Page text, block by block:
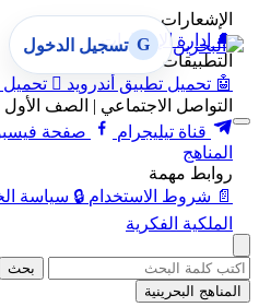
الإشعارات
🔔 إدارة الإشعارات
التطبيقات
🤖 تحميل تطبيق أندرويد  تحميل
التواصل الاجتماعي | الصف الأول
قناة تيليجرام
صفحة
المناهج
روابط مهمة
📄 شروط الاستخدام 🔒 سياسة
الملكية الفكرية
G تسجيل الدخول
بحث
المناهج البحرينية